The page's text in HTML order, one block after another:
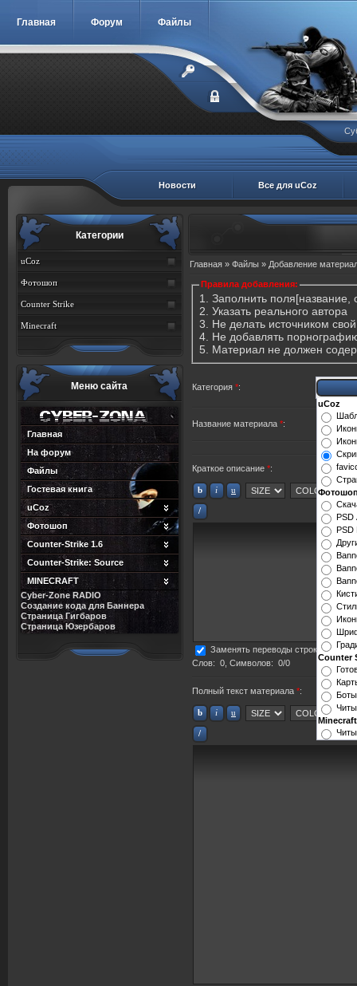
Главная Форум Файлы
Новости Все для uCoz
Категории
uCoz
Фотошоп
Counter Strike
Minecraft
Меню сайта
Главная
На форум
Файлы
Гостевая книга
uCoz
Фотошоп
Counter-Strike 1.6
Counter-Strike: Source
MINECRAFT
Cyber-Zone RADIO
Создание кода для Баннера
Страница Гигбаров
Страница Юзербаров
Главная » Файлы » Добавление
Правила добавления:
1. Заполнить поля[название,
2. Указать реального автора
3. Не делать источником свой
4. Не добавлять
5. Материал не должен
Категория *:
uCoz
PSD
Counter
Minecraft
Название материала *:
Краткое описание *:
Заменять переводы строк тегом
Слов: 0 , Символов: 0/0
Полный текст материала *: